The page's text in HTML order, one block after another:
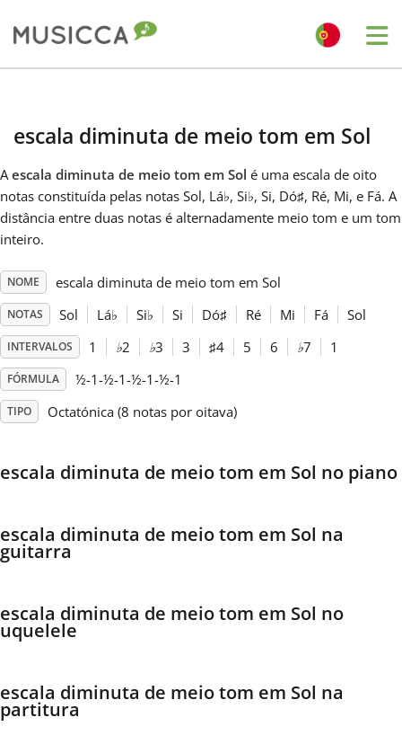
English
Español
हिन्दी
Italiano
escala diminuta de meio tom em Sol
Aescala diminuta de meio tom em Sol é uma escala de oito
notas constituída pelas notas Sol, Lá♭, Si♭, Si, Dó♯, Ré, Mi, e Fá. A
distância entre duas notas é alternadamente meio tom e um tom
inteiro.
NOME escala diminuta de meio tom em Sol
NOTAS Sol Lá♭ Si♭ Si Dó♯ Ré Mi Fá Sol
INTERVALOS 1 ♭2 ♭3 3 ♯4 5 6 ♭7 1
FÓRMULA ½-1-½-1-½-1-½-1
TIPO Octatónica (8 notas por oitava)
escala diminuta de meio tom em Sol no piano
escala diminuta de meio tom em Sol na
guitarra
escala diminuta de meio tom em Sol no
uquelele
escala diminuta de meio tom em Sol na
partitura